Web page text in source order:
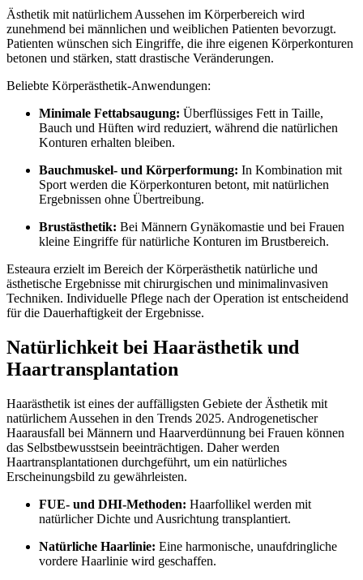
Ästhetik mit natürlichem Aussehen im Körperbereich wird
zunehmend bei männlichen und weiblichen Patienten bevorzugt.
Patienten wünschen sich Eingriffe, die ihre eigenen Körperkonturen
betonen und stärken, statt drastische Veränderungen.
Beliebte Körperästhetik-Anwendungen:
Minimale Fettabsaugung: Überflüssiges Fett in Taille,
Bauch und Hüften wird reduziert, während die natürlichen
Konturen erhalten bleiben.
Bauchmuskel- und Körperformung: In Kombination mit
Sport werden die Körperkonturen betont, mit natürlichen
Ergebnissen ohne Übertreibung.
Brustästhetik: Bei Männern Gynäkomastie und bei Frauen
kleine Eingriffe für natürliche Konturen im Brustbereich.
Esteaura erzielt im Bereich der Körperästhetik natürliche und
ästhetische Ergebnisse mit chirurgischen und minimalinvasiven
Techniken. Individuelle Pflege nach der Operation ist entscheidend
für die Dauerhaftigkeit der Ergebnisse.
Natürlichkeit bei Haarästhetik und
Haartransplantation
Haarästhetik ist eines der auffälligsten Gebiete der Ästhetik mit
natürlichem Aussehen in den Trends 2025. Androgenetischer
Haarausfall bei Männern und Haarverdünnung bei Frauen können
das Selbstbewusstsein beeinträchtigen. Daher werden
Haartransplantationen durchgeführt, um ein natürliches
Erscheinungsbild zu gewährleisten.
FUE- und DHI-Methoden: Haarfollikel werden mit
natürlicher Dichte und Ausrichtung transplantiert.
Natürliche Haarlinie: Eine harmonische, unaufdringliche
vordere Haarlinie wird geschaffen.